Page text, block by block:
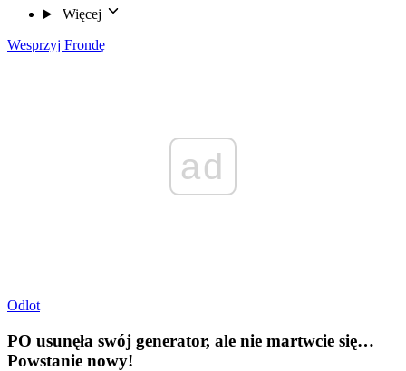
Więcej
Wesprzyj Frondę
ad
Odlot
PO usunęła swój generator, ale nie martwcie się…
Powstanie nowy!